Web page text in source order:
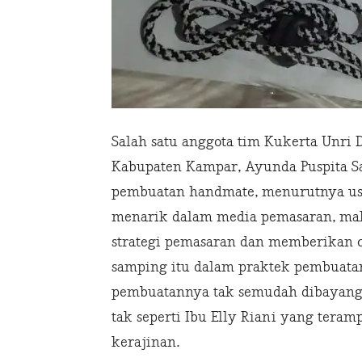
Salah satu anggota tim Kukerta Unri
Kabupaten Kampar, Ayunda Puspita
pembuatan handmate, menurutnya
menarik dalam media pemasaran,
strategi pemasaran dan
samping itu dalam praktek
pembuatannya tak semudah
tak seperti Ibu Elly Riani yang
kerajinan.